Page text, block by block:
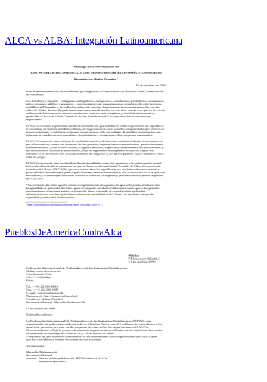
ALCA vs ALBA: Integración Latinoamericana
PueblosDeAmericaContraAlca